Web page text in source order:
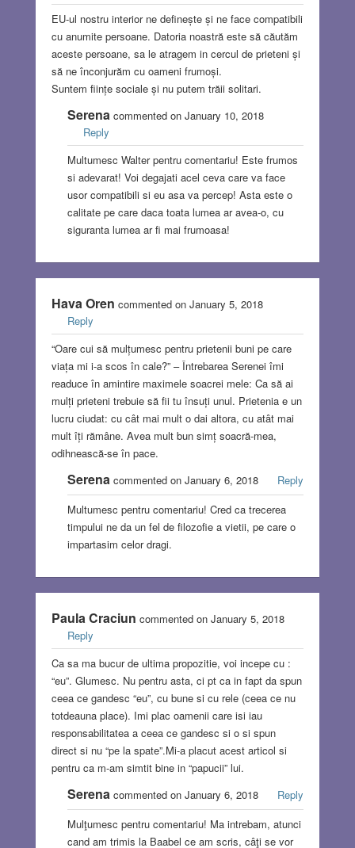
EU-ul nostru interior ne definește și ne face compatibili
cu anumite persoane. Datoria noastră este să căutăm
aceste persoane, sa le atragem in cercul de prieteni și
să ne înconjurăm cu oameni frumoși.
Suntem ființe sociale și nu putem trăii solitari.
Serenacommented on January 10, 2018
Reply
Multumesc Walter pentru comentariu! Este frumos
si adevarat! Voi degajati acel ceva care va face
usor compatibili si eu asa va percep! Asta este o
calitate pe care daca toata lumea ar avea-o, cu
siguranta lumea ar fi mai frumoasa!
Hava Oren commented on January 5, 2018
Reply
“Oare cui să mulțumesc pentru prietenii buni pe care
viața mi i-a scos în cale?” – Întrebarea Serenei îmi
readuce în amintire maximele soacrei mele: Ca să ai
mulți prieteni trebuie să fii tu însuți unul. Prietenia e un
lucru ciudat: cu cât mai mult o dai altora, cu atât mai
mult îți rămâne. Avea mult bun simț soacră-mea,
odihnească-se în pace.
Serenacommented on January 6, 2018
Reply
Multumesc pentru comentariu! Cred ca trecerea
timpului ne da un fel de filozofie a vietii, pe care o
impartasim celor dragi.
Paula Craciun commented on January 5, 2018
Reply
Ca sa ma bucur de ultima propozitie, voi incepe cu :
“eu”. Glumesc. Nu pentru asta, ci pt ca in fapt da spun
ceea ce gandesc “eu”, cu bune si cu rele (ceea ce nu
totdeauna place). Imi plac oamenii care isi iau
responsabilitatea a ceea ce gandesc si o si spun
direct si nu “pe la spate”.Mi-a placut acest articol si
pentru ca m-am simtit bine in “papucii” lui.
Serenacommented on January 6, 2018
Reply
Mulţumesc pentru comentariu! Ma intrebam, atunci
cand am trimis la Baabel ce am scris, câţi se vor